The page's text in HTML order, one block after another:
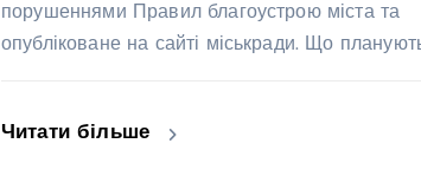
порушеннями Правил благоустрою міста та
опубліковане на сайті міськради. Що
Читати більше